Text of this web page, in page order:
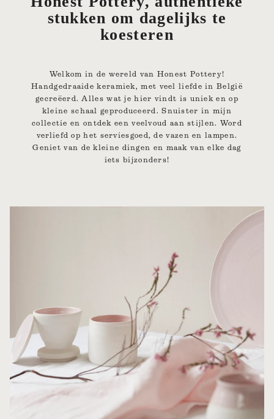
stukken om dagelijks te
koesteren
Welkom in de wereld van Honest Pottery!
Handgedraaide keramiek, met veel liefde in België
gecreëerd. Alles wat je hier vindt is uniek en op
kleine schaal geproduceerd. Snuister in mijn
collectie en ontdek een veelvoud aan stijlen. Word
verliefd op het serviesgoed, de vazen en lampen.
Geniet van de kleine dingen en maak van elke dag
iets bijzonders!